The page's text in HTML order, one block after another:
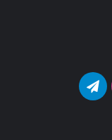
تلگرام